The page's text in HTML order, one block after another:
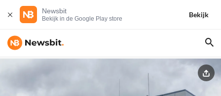
Newsbit
Bekijk in de Google Play store
Bekijk